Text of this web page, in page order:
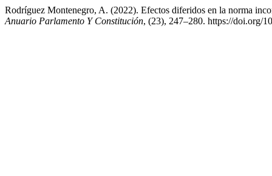
Rodríguez Montenegro, A. (2022). Efectos diferidos en la norma
Anuario Parlamento Y Constitución, (23), 247–280. https://doi.org/